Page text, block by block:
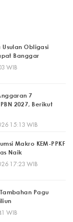
Usulan Obligasi
Banggar
WIB
7
2027, Berikut
15:13 WIB
Makro KEM-PPKF
Naik
17:23 WIB
Pagu
WIB